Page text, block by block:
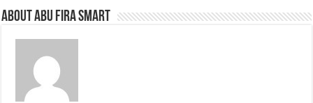
About Abu Fira Smart